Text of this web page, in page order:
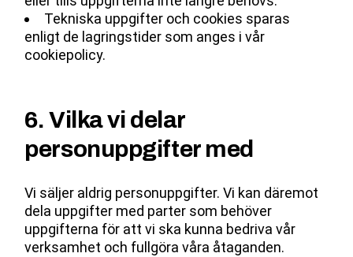
Tekniska uppgifter och cookies sparas
enligt de lagringstider som anges i vår
cookiepolicy.
6. Vilka vi delar
personuppgifter med
Vi säljer aldrig personuppgifter. Vi kan däremot
dela uppgifter med parter som behöver
uppgifterna för att vi ska kunna bedriva vår
verksamhet och fullgöra våra åtaganden.